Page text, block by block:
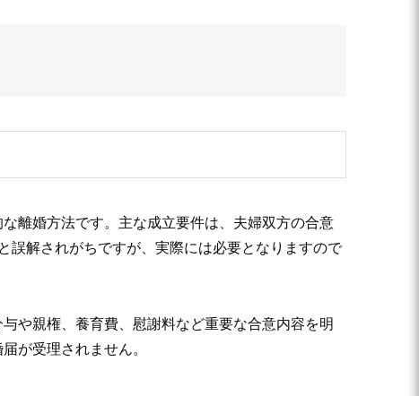
離婚方法です。主な成立要件は、夫婦双方の合意
誤解されがちですが、実際には必要となりますので
や親権、養育費、慰謝料など重要な合意内容を明
が受理されません。